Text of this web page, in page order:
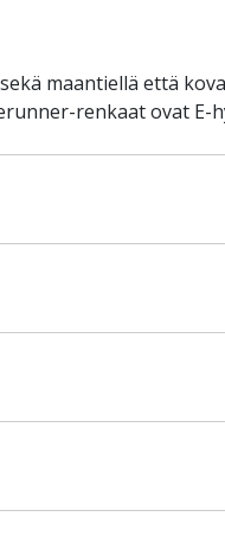
maantiellä että
renkaat ovat E-